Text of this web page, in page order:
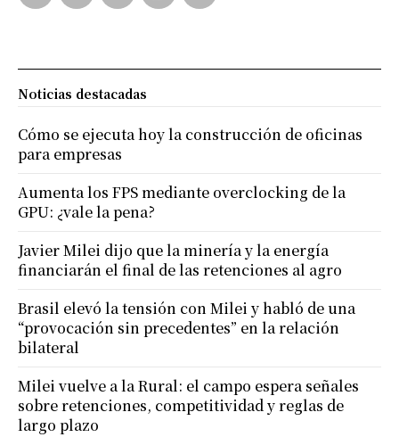
Noticias destacadas
Cómo se ejecuta hoy la construcción de oficinas
para empresas
Aumenta los FPS mediante overclocking de la
GPU: ¿vale la pena?
Javier Milei dijo que la minería y la energía
financiarán el final de las retenciones al agro
Brasil elevó la tensión con Milei y habló de una
“provocación sin precedentes” en la relación
bilateral
Milei vuelve a la Rural: el campo espera señales
sobre retenciones, competitividad y reglas de
largo plazo